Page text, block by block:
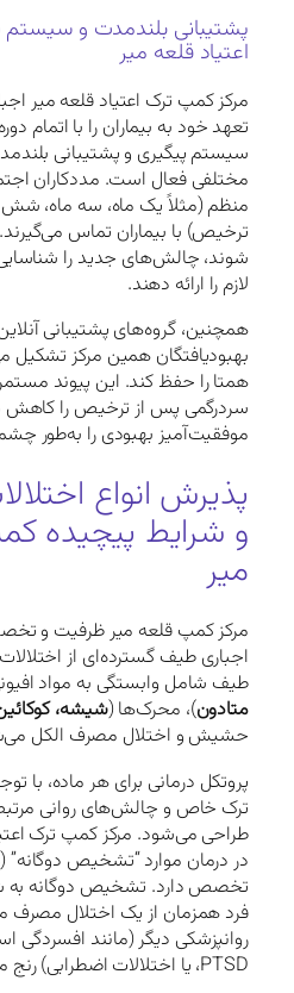
پشتیبانی بلندمدت و
اعتیاد قلعه میر
مرکز کمپ ترک اعتیاد قلعه میر
تعهد خود به بیماران را با اتمام
سیستم پیگیری و پشتیبانی
مختلفی فعال است. مددکاران
منظم (مثلاً یک ماه، سه ماه،
ترخیص) با بیماران تماس
شوند، چالش‌های جدید را شناسایی
لازم را ارائه دهند.
همچنین، گروه‌های پشتیبانی
بهبودیافتگان همین مرکز
همتا را حفظ کند. این پیوند
سردرگمی پس از ترخیص را کاهش
موفقیت‌آمیز بهبودی را به‌طور
پذیرش انواع
و شرایط پیچیده
میر
مرکز کمپ قلعه میر ظرفیت و
اجباری طیف گسترده‌ای از
طیف شامل وابستگی به مواد
متادون)، محرک‌ها (شیشه،
حشیش و اختلال مصرف الکل
پروتکل درمانی برای هر ماده، با
ترک خاص و چالش‌های روانی
طراحی می‌شود. مرکز کمپ ترک
تخصص دارد. تشخیص دوگانه به
فرد همزمان از یک اختلال مصرف
روانپزشکی دیگر (مانند افسردگی
PTSD، یا اختلالات اضطرابی) رنج می‌برد.